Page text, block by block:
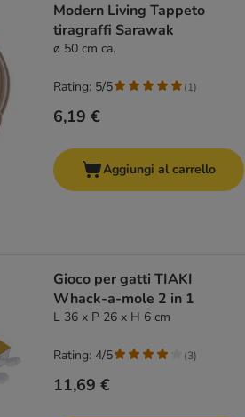
Modern Living Tappeto
tiragraffi Sarawak
ø 50 cm ca.
6,19 €
Rating: 5/5 (1)
Aggiungi al carrello
Gioco per gatti TIAKI
Whack-a-mole 2 in 1
L 36 x P 26 x H 6 cm
11,69 €
Rating: 4/5 (3)